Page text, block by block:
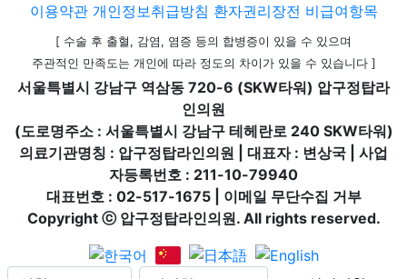
이용약관 개인정보취급방침 환자권리장전 비급여항목
[ 수술 후 출혈, 감염, 염증 등의 합병증이 있을 수 있으며
주관적인 만족도는 개인에 따라 정도의 차이가 있을 수 있습니다 ]
서울특별시 강남구 역삼동 720-6 (SKW타워) 압구정탑라
인의원
(도로명주소 : 서울특별시 강남구 테헤란로 240 SKW타워)
의료기관명칭 : 압구정탑라인의원 | 대표자 : 변상국 | 사업
자등록번호 : 211-10-79940
대표번호 : 02-517-1675 | 이메일 무단수집 거부
Copyright ⓒ 압구정탑라인의원. All rights reserved.